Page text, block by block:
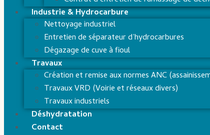
Industrie & Hydrocarbure
Nettoyage industriel
Entretien de séparateur d’hydrocarbures
Dégazage de cuve à fioul
Travaux
Création et remise aux normes ANC
Travaux VRD (Voirie et réseaux divers)
Travaux industriels
Déshydratation
Contact